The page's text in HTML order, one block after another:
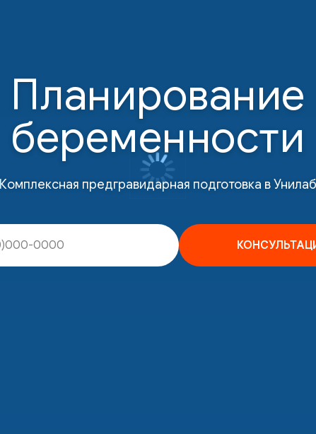
Планирование
беременности
Комплексная предгравидарная подготовка в Унилаб